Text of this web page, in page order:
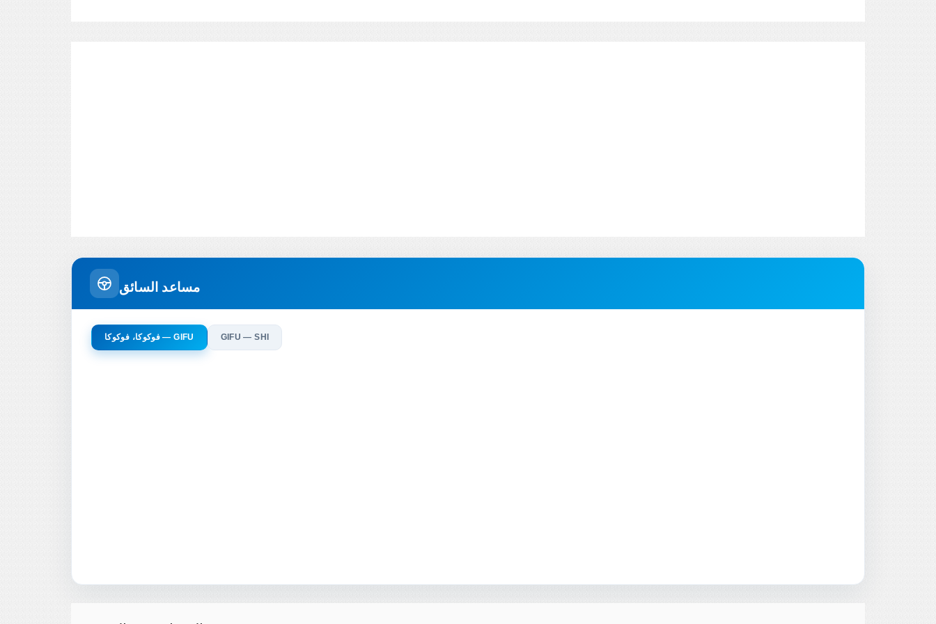
مساعد السائق
فوكوكا، فوكوكا — GIFU GIFU — SHI